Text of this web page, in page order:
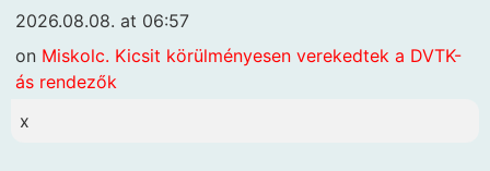
2026.08.08. at 06:57
on Miskolc. Kicsit körülményesen verekedtek a DVTK-
ás rendezők
x